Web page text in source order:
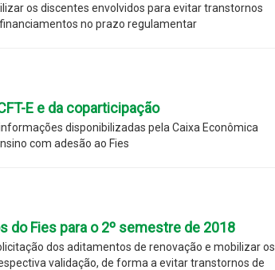
os discentes envolvidos para evitar transtornos
no prazo regulamentar
E e da coparticipação
disponibilizadas pela Caixa Econômica
com adesão ao Fies
do Fies para o 2º semestre de 2018
dos aditamentos de renovação e mobilizar os
validação, de forma a evitar transtornos de